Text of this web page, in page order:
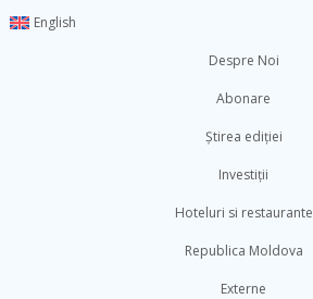
English
Despre Noi
Abonare
Știrea ediției
Investiții
Hoteluri si restaurante
Republica Moldova
Externe